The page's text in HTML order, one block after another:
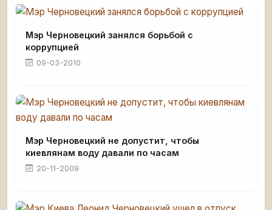
Мэр Черновецкий занялся борьбой с
коррупцией
09-03-2010
Мэр Черновецкий не допустит, чтобы
киевлянам воду давали по часам
20-11-2009